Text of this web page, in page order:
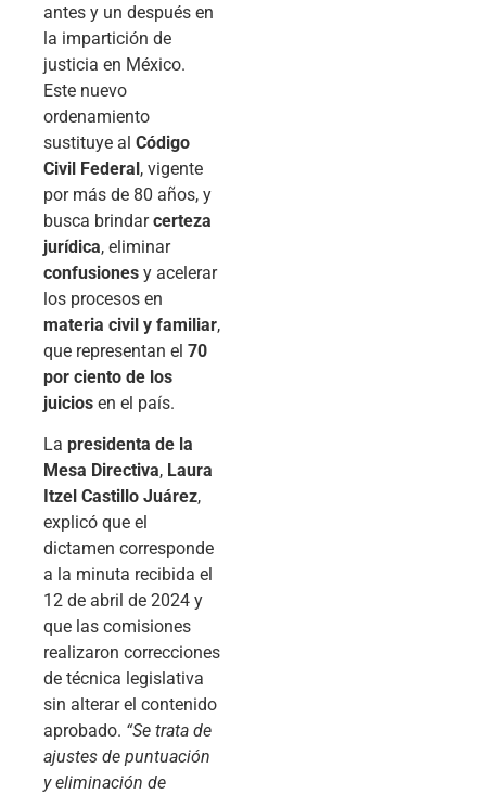
antes y un después en
la impartición de
justicia en México.
Este nuevo
ordenamiento
sustituye al Código
Civil Federal, vigente
por más de 80 años, y
busca brindarcerteza
jurídica, eliminar
confusiones y acelerar
los procesos en
materia civil y familiar,
que representan el 70
por ciento de los
juicios en el país.
La presidenta de la
Mesa Directiva, Laura
Itzel Castillo Juárez,
explicó que el
dictamen corresponde
a la minuta recibida el
12 de abril de 2024 y
que las comisiones
realizaron correcciones
de técnica legislativa
sin alterar el contenido
aprobado. “Se trata de
ajustes de puntuación
y eliminación de